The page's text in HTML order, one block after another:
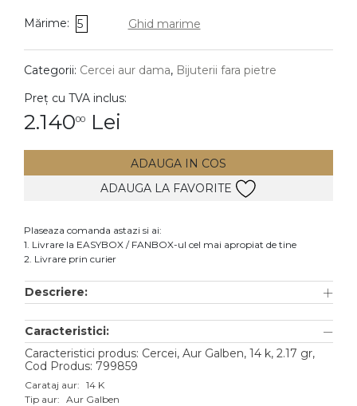
Pandantive
DIAMANTE Vezi toate
Cercei
Accesorii
Aur alb
Aur roz
Aur mixt
Mărime: 5 Ghid marime
Categorii: Cercei aur dama, Bijuterii fara pietre
Preț cu TVA inclus:
2.14000 Lei
ADAUGA IN COS
ADAUGA LA FAVORITE
Plaseaza comanda astazi si ai:
1. Livrare la EASYBOX / FANBOX-ul cel mai apropiat de tine
2. Livrare prin curier
Descriere:
Caracteristici:
Caracteristici produs: Cercei, Aur Galben, 14 k, 2.17 gr,
Cod Produs: 799859
Carataj aur: 14 K
Tip aur: Aur Galben